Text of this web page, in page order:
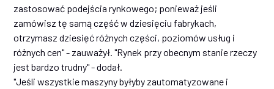
zastosować podejścia rynkowego; ponieważ jeśli
zamówisz tę samą część w dziesięciu fabrykach,
otrzymasz dziesięć różnych części, poziomów usług i
różnych cen" - zauważył. "Rynek przy obecnym stanie rzeczy
jest bardzo trudny" - dodał.
"Jeśli wszystkie maszyny byłyby zautomatyzowane i